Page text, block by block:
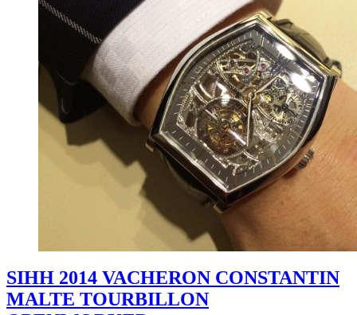
SIHH 2014 VACHERON CONSTANTIN
MALTE TOURBILLON